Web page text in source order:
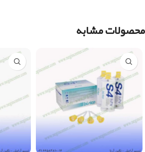
محصولات مشابه